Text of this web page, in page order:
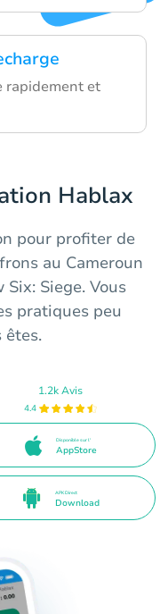
rapidement et
Hablax
pour profiter de
au Cameroun
Siege. Vous
pratiques peu
êtes.
1.2k Avis
4.4
Disponible sur l'
AppStore
APK Direct
Download